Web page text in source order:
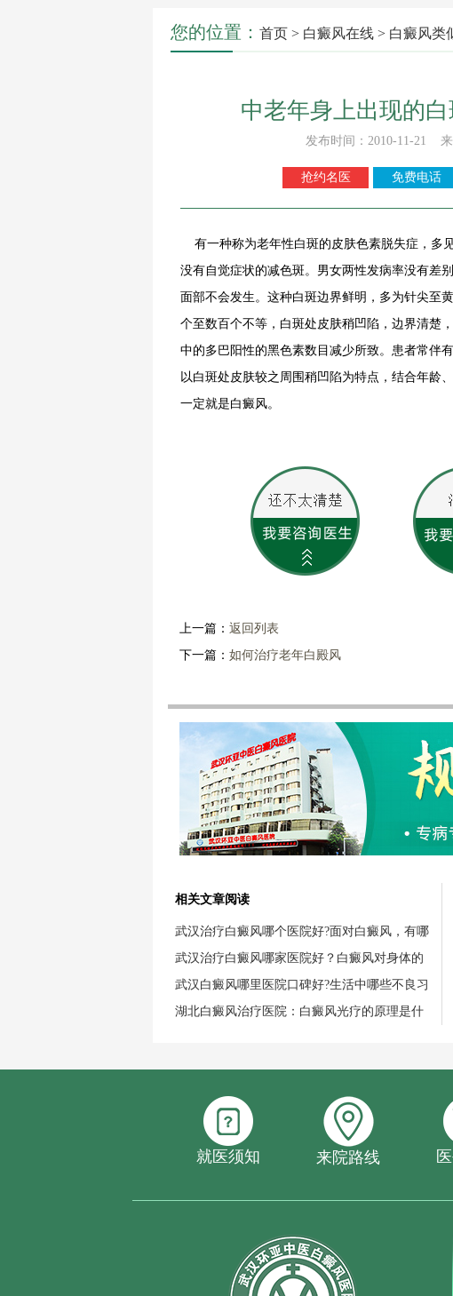
您的位置： 首页 > 白癜风在线 > 白癜风类
中老年身上出现的
发布时间：2010-11-21 来
抢约名医 免费电话
有一种称为老年性白斑的皮肤色素脱失症，多
没有自觉症状的减色斑。男女两性发病率没有差
面部不会发生。这种白斑边界鲜明，多为针尖至
个至数百个不等，白斑处皮肤稍凹陷，边界清楚
中的多巴阳性的黑色素数目减少所致。患者常伴
以白斑处皮肤较之周围稍凹陷为特点，结合年龄
一定就是白癜风。
上一篇： 返回列表
下一篇： 如何治疗老年白殿风
相关文章阅读
武汉治疗白癜风哪个医院好?面对白癜风，有哪
武汉治疗白癜风哪家医院好？白癜风对身体的
武汉白癜风哪里医院口碑好?生活中哪些不良习
湖北白癜风治疗医院：白癜风光疗的原理是什
就医须知 来院路线